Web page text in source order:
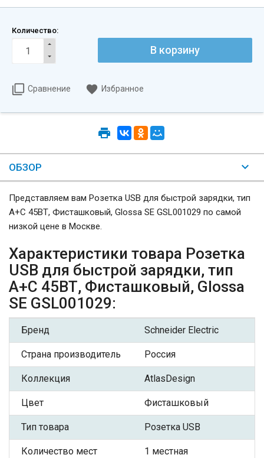
Количество:
Сравнение Избранное
ОБЗОР
Представляем вам Розетка USB для быстрой зарядки, тип
A+C 45ВТ, Фисташковый, Glossa SE GSL001029 по самой
низкой цене в Москве.
Характеристики товара Розетка
USB для быстрой зарядки, тип
A+C 45ВТ, Фисташковый, Glossa
SE GSL001029:
Бренд Schneider Electric
Страна производитель Россия
Коллекция AtlasDesign
Цвет Фисташковый
Тип товара Розетка USB
Количество мест 1 местная